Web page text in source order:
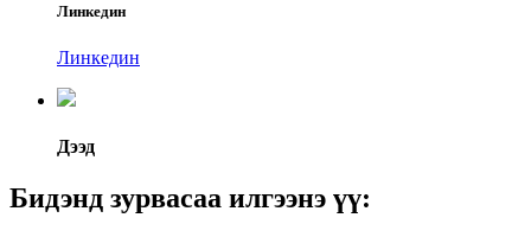
Линкедин
Линкедин
Дээд
Бидэнд зурвасаа илгээнэ үү: